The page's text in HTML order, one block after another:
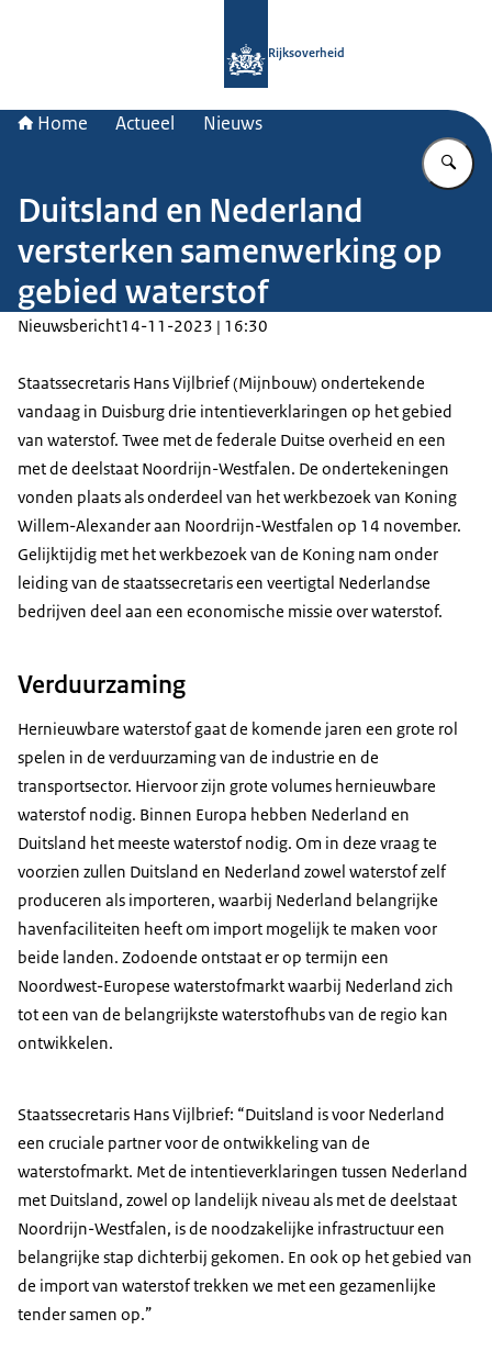
Rijksoverheid
Home Actueel Nieuws
Duitsland en Nederland
versterken samenwerking op
gebied waterstof
Nieuwsbericht14-11-2023 | 16:30
Staatssecretaris Hans Vijlbrief (Mijnbouw) ondertekende
vandaag in Duisburg drie intentieverklaringen op het gebied
van waterstof. Twee met de federale Duitse overheid en een
met de deelstaat Noordrijn-Westfalen. De ondertekeningen
vonden plaats als onderdeel van het werkbezoek van Koning
Willem-Alexander aan Noordrijn-Westfalen op 14 november.
Gelijktijdig met het werkbezoek van de Koning nam onder
leiding van de staatssecretaris een veertigtal Nederlandse
bedrijven deel aan een economische missie over waterstof.
Verduurzaming
Hernieuwbare waterstof gaat de komende jaren een grote rol
spelen in de verduurzaming van de industrie en de
transportsector. Hiervoor zijn grote volumes hernieuwbare
waterstof nodig. Binnen Europa hebben Nederland en
Duitsland het meeste waterstof nodig. Om in deze vraag te
voorzien zullen Duitsland en Nederland zowel waterstof zelf
produceren als importeren, waarbij Nederland belangrijke
havenfaciliteiten heeft om import mogelijk te maken voor
beide landen. Zodoende ontstaat er op termijn een
Noordwest-Europese waterstofmarkt waarbij Nederland zich
tot een van de belangrijkste waterstofhubs van de regio kan
ontwikkelen.
Staatssecretaris Hans Vijlbrief: “Duitsland is voor Nederland
een cruciale partner voor de ontwikkeling van de
waterstofmarkt. Met de intentieverklaringen tussen Nederland
met Duitsland, zowel op landelijk niveau als met de deelstaat
Noordrijn-Westfalen, is de noodzakelijke infrastructuur een
belangrijke stap dichterbij gekomen. En ook op het gebied van
de import van waterstof trekken we met een gezamenlijke
tender samen op.”